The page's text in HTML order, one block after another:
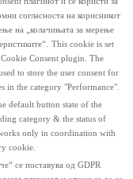
согласноста на корисникот
на „колачињата за мерење
This cookie is set
Cookie Consent plugin. The
to store the user consent for
in the category "Performance".
default button state of the
category & the status of
only in coordination with
cookie.
се поставува од GDPR